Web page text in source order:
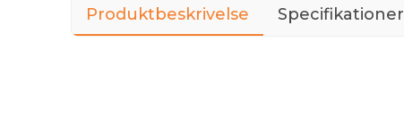
Produktbeskrivelse Specifikationer